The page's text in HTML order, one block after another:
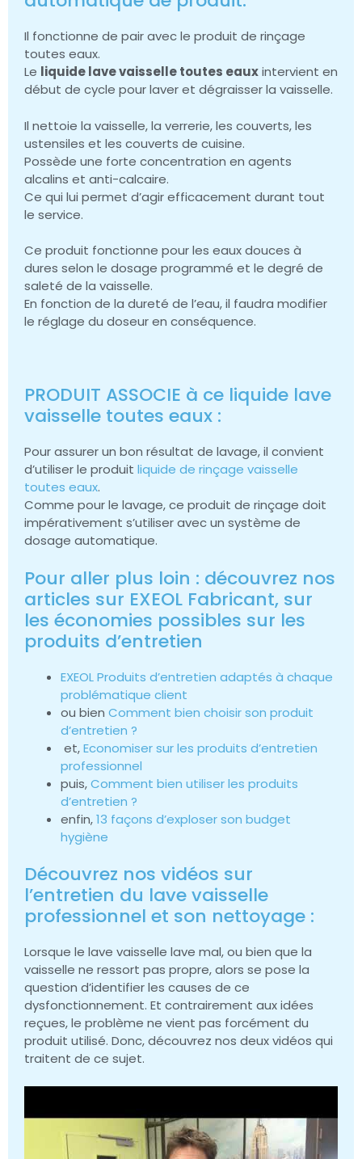
Il fonctionne de pair avec le produit de rinçage
toutes eaux.
Le liquide lave vaisselle toutes eauxintervient en
début de cycle pour laver et dégraisser la vaisselle.
Il nettoie la vaisselle, la verrerie, les couverts, les
ustensiles et les couverts de cuisine.
Possède une forte concentration en agents
alcalins et anti-calcaire.
Ce qui lui permet d’agir efficacement durant tout
le service.
Ce produit fonctionne pour les eaux douces à
dures selon le dosage programmé et le degré de
saleté de la vaisselle.
En fonction de la dureté de l’eau, il faudra modifier
le réglage du doseur en conséquence.
PRODUIT ASSOCIE à ce liquide lave
vaisselle toutes eaux :
Pour assurer un bon résultat de lavage, il convient
d’utiliser le produit liquide de rinçage vaisselle
toutes eaux.
Comme pour le lavage, ce produit de rinçage doit
impérativement s’utiliser avec un système de
dosage automatique.
Pour aller plus loin : découvrez nos
articles sur EXEOL Fabricant, sur
les économies possibles sur les
produits d’entretien
EXEOL Produits d’entretien adaptés à chaque
problématique client
ou bien Comment bien choisir son produit
d’entretien ?
et,Economiser sur les produits d’entretien
professionnel
puis,Comment bien utiliser les produits
d’entretien ?
enfin,13 façons d’exploser son budget
hygiène
Découvrez nos vidéos sur
l’entretien du lave vaisselle
professionnel et son nettoyage :
Lorsque le lave vaisselle lave mal, ou bien que la
vaisselle ne ressort pas propre, alors se pose la
question d’identifier les causes de ce
dysfonctionnement. Et contrairement aux idées
reçues, le problème ne vient pas forcément du
produit utilisé. Donc, découvrez nos deux vidéos qui
traitent de ce sujet.